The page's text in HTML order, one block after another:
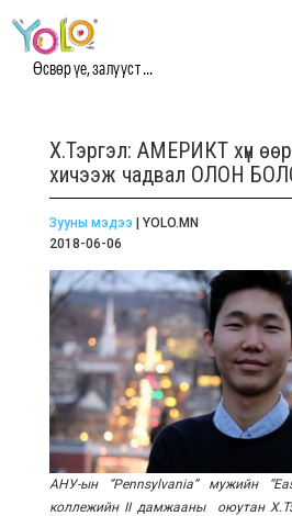
Өсвөр үе, залууст ...
Х.Тэргэл: АМЕРИКТ хүн
хичээж чадвал ОЛОН
Зууны мэдээ | YOLO.MN
2018-06-06
АНУ-ын “Pennsylvania” мужийн
коллежийн II дамжааны оюутан